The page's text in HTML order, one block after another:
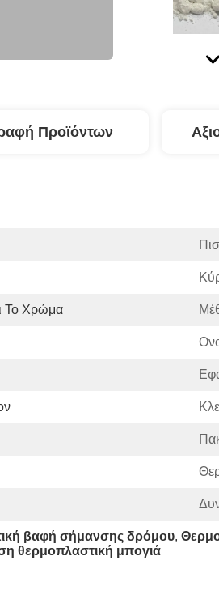
Προϊόντων
Το Χρώμα
βαφή σήμανσης δρόμου,
θερμοπλαστική μπογιά